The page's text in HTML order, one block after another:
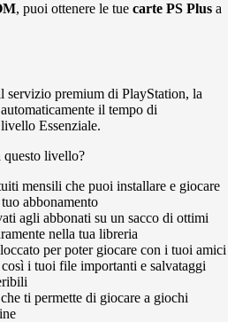
, puoi ottenere le tue carte PS Plus a
servizio premium di PlayStation, la
il tempo di
Essenziale.
questo livello?
mensili che puoi installare e giocare
abbonamento
agli abbonati su un sacco di ottimi
nella tua libreria
per poter giocare con i tuoi amici
i tuoi file importanti e salvataggi
ti permette di giocare a giochi